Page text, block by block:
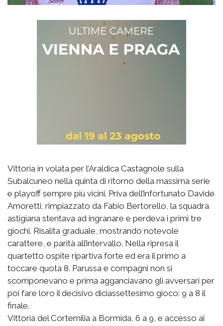
Vittoria in volata per l’Araldica Castagnole sulla
Subalcuneo nella quinta di ritorno della massima serie
e playoff sempre più vicini. Priva dell’infortunato Davide
Amoretti, rimpiazzato da Fabio Bertorello, la squadra
astigiana stentava ad ingranare e perdeva i primi tre
giochi. Risalita graduale, mostrando notevole
carattere, e parità all’intervallo. Nella ripresa il
quartetto ospite ripartiva forte ed era il primo a
toccare quota 8. Parussa e compagni non si
scomponevano e prima agganciavano gli avversari per
poi fare loro il decisivo diciassettesimo gioco: 9 a 8 il
finale.
Vittoria del Cortemilia a Bormida, 6 a 9, e accesso ai